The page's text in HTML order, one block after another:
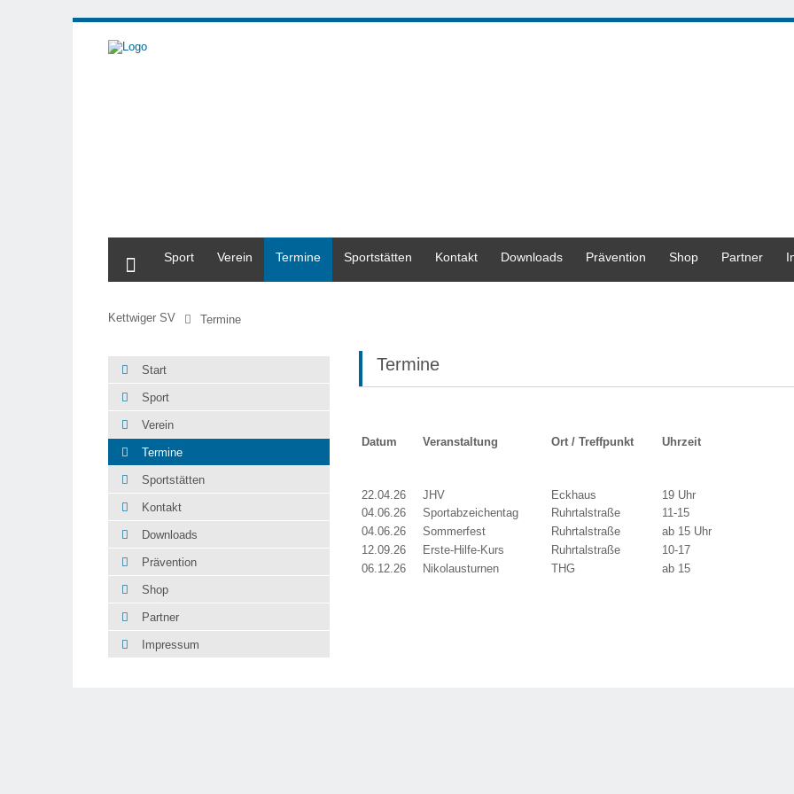
Sport
Verein Termine Sportstätten Kontakt Downloads Prävention Shop Partner
Kettwiger SV Termine
Termine
Datum Veranstaltung Ort / Treffpunkt Uhrzeit
22.04.26 JHV Eckhaus
19 Uhr
04.06.26
Sportabzeichentag Ruhrtalstraße
11-15
04.06.26
Sommerfest Ruhrtalstraße
ab 15 Uhr
12.09.26
Erste-Hilfe-Kurs Ruhrtalstraße
10-17
06.12.26
Nikolausturnen THG ab 15
Start
Sport
Verein
Termine
Sportstätten
Kontakt
Downloads
Prävention
Shop
Partner
Impressum